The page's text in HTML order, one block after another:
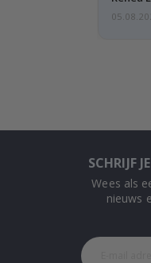
SCHRIJF
Wees als
nieuws